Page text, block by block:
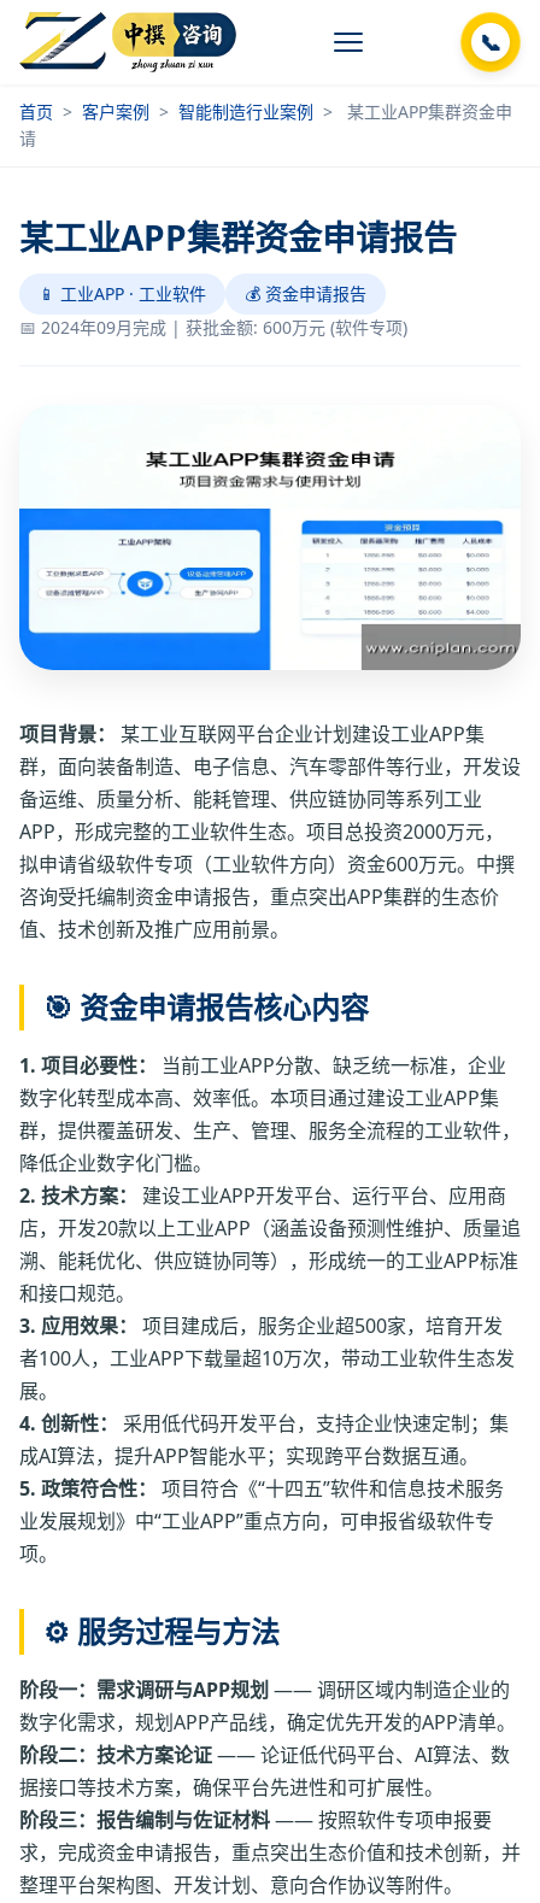
📞
首页 > 客户案例 > 智能制造行业案例 >
某工业APP集群资金申
请
某工业APP集群资金申请报告
📱 工业APP · 工业软件
💰 资金申请报告
📅 2024年09月完成 | 获批金额: 600万元 (软件专项)
项目背景：
某工业互联网平台企业计划建设工业APP集
群，面向装备制造、电子信息、汽车零部件等行业，开发设
备运维、质量分析、能耗管理、供应链协同等系列工业
APP，形成完整的工业软件生态。项目总投资2000万元，
拟申请省级软件专项（工业软件方向）资金600万元。中撰
咨询受托编制资金申请报告，重点突出APP集群的生态价
值、技术创新及推广应用前景。
🎯 资金申请报告核心内容
1. 项目必要性：
当前工业APP分散、缺乏统一标准，企业
数字化转型成本高、效率低。本项目通过建设工业APP集
群，提供覆盖研发、生产、管理、服务全流程的工业软件，
降低企业数字化门槛。
2. 技术方案：
建设工业APP开发平台、运行平台、应用商
店，开发20款以上工业APP（涵盖设备预测性维护、质量追
溯、能耗优化、供应链协同等），形成统一的工业APP标准
和接口规范。
3. 应用效果：
项目建成后，服务企业超500家，培育开发
者100人，工业APP下载量超10万次，带动工业软件生态发
展。
4. 创新性：
采用低代码开发平台，支持企业快速定制；集
成AI算法，提升APP智能水平；实现跨平台数据互通。
5. 政策符合性：
项目符合《“十四五”软件和信息技术服务
业发展规划》中“工业APP”重点方向，可申报省级软件专
项。
⚙️ 服务过程与方法
阶段一：需求调研与APP规划 —— 调研区域内制造企业的
数字化需求，规划APP产品线，确定优先开发的APP清单。
阶段二：技术方案论证—— 论证低代码平台、AI算法、数
据接口等技术方案，确保平台先进性和可扩展性。
阶段三：报告编制与佐证材料—— 按照软件专项申报要
求，完成资金申请报告，重点突出生态价值和技术创新，并
整理平台架构图、开发计划、意向合作协议等附件。